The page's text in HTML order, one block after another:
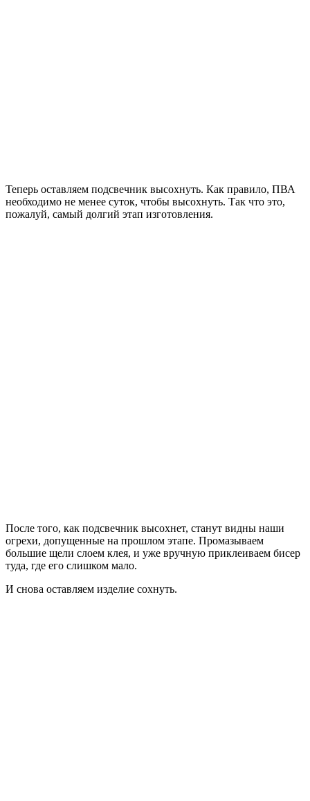
Теперь оставляем подсвечник высохнуть. Как правило, ПВА
необходимо не менее суток, чтобы высохнуть. Так что это,
пожалуй, самый долгий этап изготовления.
После того, как подсвечник высохнет, станут видны наши
огрехи, допущенные на прошлом этапе. Промазываем
большие щели слоем клея, и уже вручную приклеиваем бисер
туда, где его слишком мало.
И снова оставляем изделие сохнуть.